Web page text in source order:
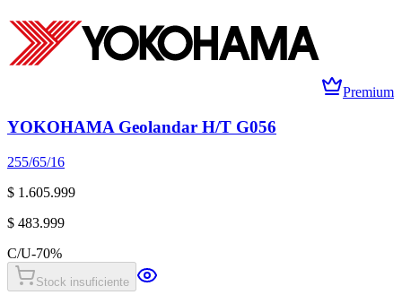
Premium
YOKOHAMA Geolandar H/T G056
255/65/16
$ 1.605.999
$ 483.999
C/U-70%
Stock insuficiente